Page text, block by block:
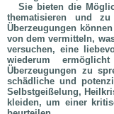
Sie bieten die
thematisieren und
Überzeugungen
von dem vermitteln,
versuchen, eine
wiederum
Überzeugungen zu
schädliche und
Selbstgeißelung,
kleiden, um einer